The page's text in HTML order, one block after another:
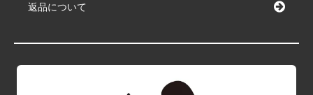
返品について